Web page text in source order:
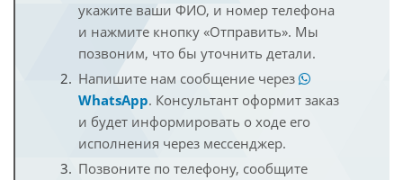
укажите ваши ФИО, и номер телефона
и нажмите кнопку «Отправить». Мы
позвоним, что бы уточнить детали.
Напишите нам сообщение через
WhatsApp. Консультант оформит заказ
и будет информировать о ходе его
исполнения через мессенджер.
Позвоните по телефону, сообщите